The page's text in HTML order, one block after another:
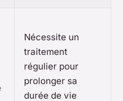
Nécessite un
traitement
régulier pour
prolonger sa
durée de vie